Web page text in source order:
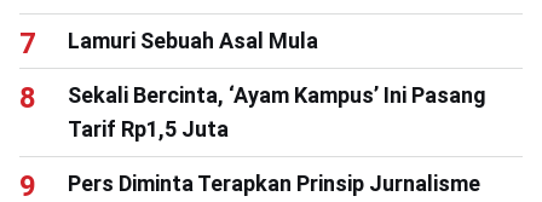
Lamuri Sebuah Asal Mula
Sekali Bercinta, ‘Ayam Kampus’ Ini Pasang
Tarif Rp1,5 Juta
Pers Diminta Terapkan Prinsip Jurnalisme